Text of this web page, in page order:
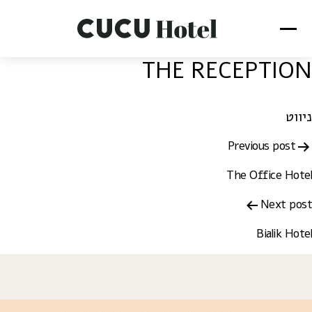
THE RECEPTION
ניווט
Previous post
The Office Hotel
Next post
Bialik Hotel